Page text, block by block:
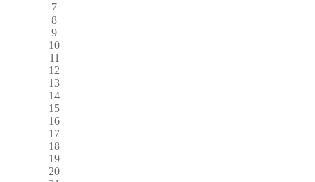
7
8
9
10
11
12
13
14
15
16
17
18
19
20